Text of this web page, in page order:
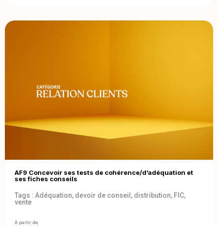
AF9 Concevoir ses tests de cohérence/d’adéquation et
ses fiches conseils
Tags : Adéquation, devoir de conseil , distribution, FIC,
vente
À partir de